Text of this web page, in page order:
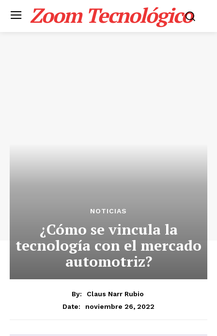
Zoom Tecnológico
NOTICIAS
¿Cómo se vincula la
tecnología con el mercado
automotriz?
By:
Claus Narr Rubio
Date:
noviembre 26, 2022